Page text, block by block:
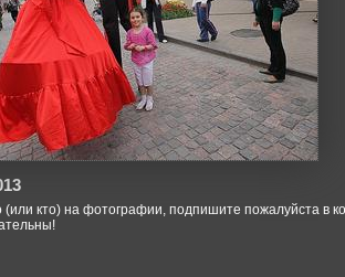
(или кто) на фотографии, подпишите пожалуйста в